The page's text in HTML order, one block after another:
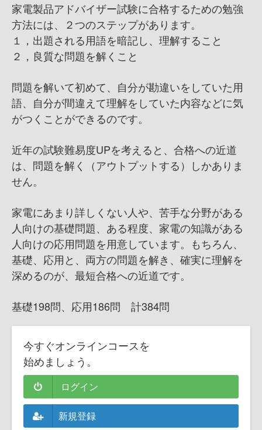
家電製品アドバイザー試験に合格するための勉強
方法には、２つのステップがあります。
１，出題される用語を暗記し、理解すること
２，良質な問題を解くこと
問題を解いて初めて、自分が勘違いをしていた用
語、自分が間違えて理解をしていた内容などに気
がつくことができるのです。
近年の試験難易度UPを考えると、合格への近道
は、問題を解く（アウトプットする）しかありま
せん。
家電にあまり詳しくない人や、苦手な分野がある
人向けの基礎問題、ある程度、家電の知識がある
人向けの応用問題を用意しています。もちろん、
基礎、応用と、両方の問題を解き、確実に理解を
深めるのが、最短合格への近道です。
基礎198問、応用186問 計384問
今すぐオンラインコースを
始めましょう。
ログイン
新規登録